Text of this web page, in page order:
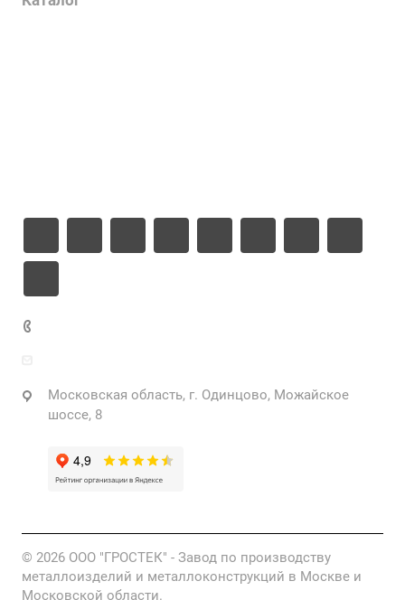
Московская область, г. Одинцово, Можайское
шоссе, 8
© 2026 ООО "ГРОСТЕК" - Завод по производству
металлоизделий и металлоконструкций в Москве и
Московской области.